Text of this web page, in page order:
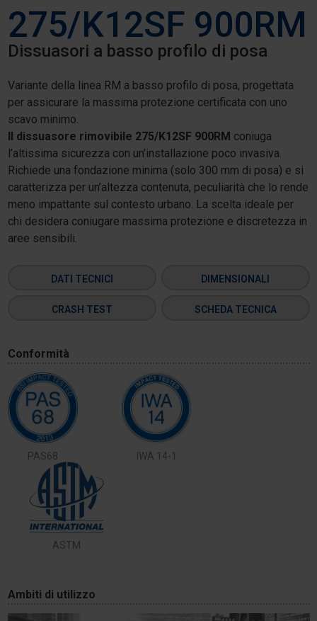
275/K12SF 900RM
Dissuasori a basso profilo di posa
Variante della linea RM a basso profilo di posa, progettata
per assicurare la massima protezione certificata con uno
scavo minimo.
Il dissuasore rimovibile 275/K12SF 900RM coniuga
l’altissima sicurezza con un’installazione poco invasiva.
Richiede una fondazione minima (solo 300 mm di posa) e si
caratterizza per un’altezza contenuta, peculiarità che lo rende
meno impattante sul contesto urbano. La scelta ideale per
chi desidera coniugare massima protezione e discretezza in
aree sensibili.
DATI TECNICI DIMENSIONALI
CRASH TEST SCHEDA TECNICA
Conformità
PAS68 IWA 14-1
ASTM
Ambiti di utilizzo